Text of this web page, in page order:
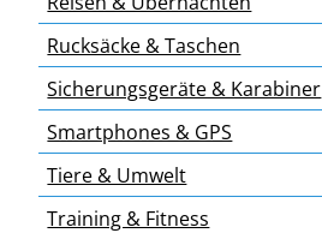
Rucksäcke & Taschen
Sicherungsgeräte & Karabiner
Smartphones & GPS
Tiere & Umwelt
Training & Fitness